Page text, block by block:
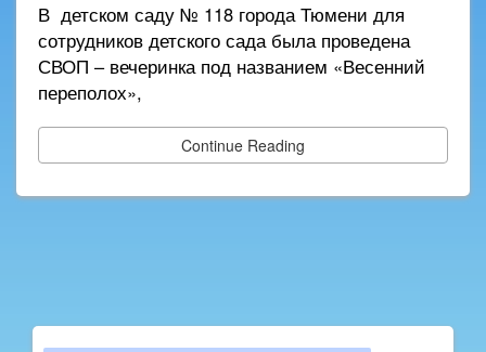
В детском саду № 118 города Тюмени для
сотрудников детского сада была проведена
СВОП – вечеринка под названием «Весенний
переполох»,
Continue Reading